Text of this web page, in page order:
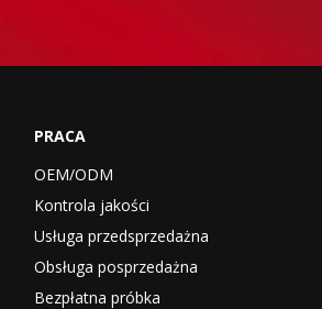
PRACA
OEM/ODM
Kontrola jakości
Usługa przedsprzedażna
Obsługa posprzedażna
Bezpłatna próbka